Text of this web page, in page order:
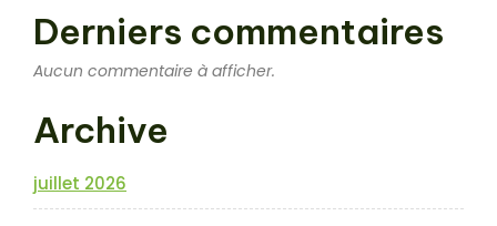
Derniers commentaires
Aucun commentaire à afficher.
Archive
juillet 2026